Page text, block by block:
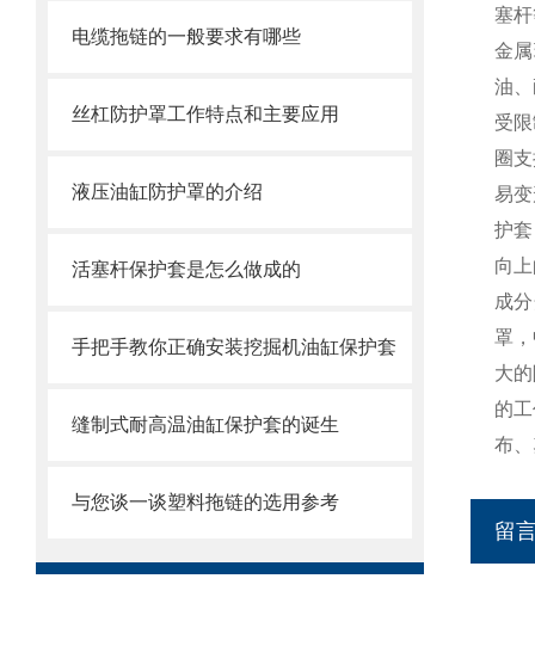
电缆拖链的一般要求有哪些
丝杠防护罩工作特点和主要应用
液压油缸防护罩的介绍
活塞杆保护套是怎么做成的
手把手教你正确安装挖掘机油缸保护套
缝制式耐高温油缸保护套的诞生
与您谈一谈塑料拖链的选用参考
塞
金
油
受
圈
易
护
向
成
罩
大
的
布
留